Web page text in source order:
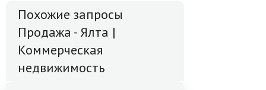
Похожие запросы
Продажа - Ялта |
Коммерческая
недвижимость